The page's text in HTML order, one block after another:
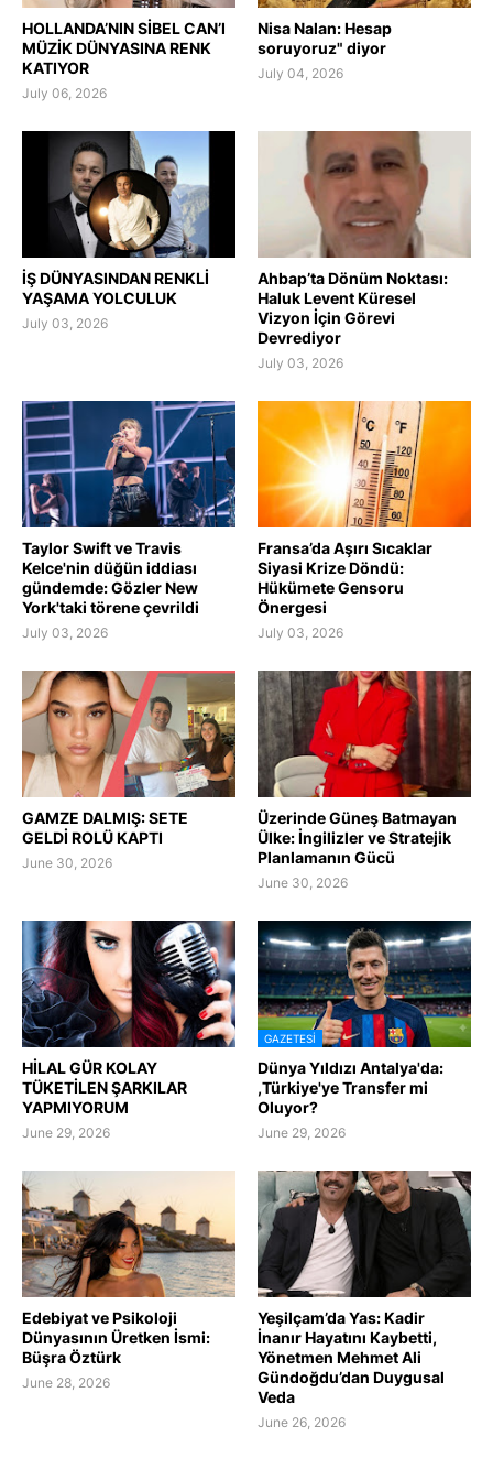
HOLLANDA’NIN SİBEL CAN’I
MÜZİK DÜNYASINA RENK
KATIYOR
July 06, 2026
Nisa Nalan: Hesap
soruyoruz" diyor
July 04, 2026
İŞ DÜNYASINDAN RENKLİ
YAŞAMA YOLCULUK
July 03, 2026
Ahbap’ta Dönüm Noktası:
Haluk Levent Küresel
Vizyon İçin Görevi
Devrediyor
July 03, 2026
Taylor Swift ve Travis
Kelce'nin düğün iddiası
gündemde: Gözler New
York'taki törene çevrildi
July 03, 2026
Fransa’da Aşırı Sıcaklar
Siyasi Krize Döndü:
Hükümete Gensoru
Önergesi
July 03, 2026
GAMZE DALMIŞ: SETE
GELDİ ROLÜ KAPTI
June 30, 2026
Üzerinde Güneş Batmayan
Ülke: İngilizler ve Stratejik
Planlamanın Gücü
June 30, 2026
HİLAL GÜR KOLAY
TÜKETİLEN ŞARKILAR
YAPMIYORUM
June 29, 2026
GAZETESI
Dünya Yıldızı Antalya'da:
,Türkiye'ye Transfer mi
Oluyor?
June 29, 2026
Edebiyat ve Psikoloji
Dünyasının Üretken İsmi:
Büşra Öztürk
June 28, 2026
Yeşilçam’da Yas: Kadir
İnanır Hayatını Kaybetti,
Yönetmen Mehmet Ali
Gündoğdu’dan Duygusal
Veda
June 26, 2026